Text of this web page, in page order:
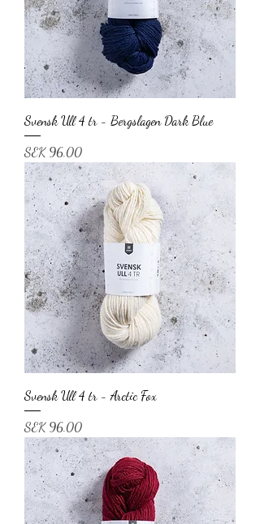
Svensk Ull 4 tr - Bergslagen Dark Blue
Price
SEK 96.00
Svensk Ull 4 tr - Arctic Fox
Price
SEK 96.00